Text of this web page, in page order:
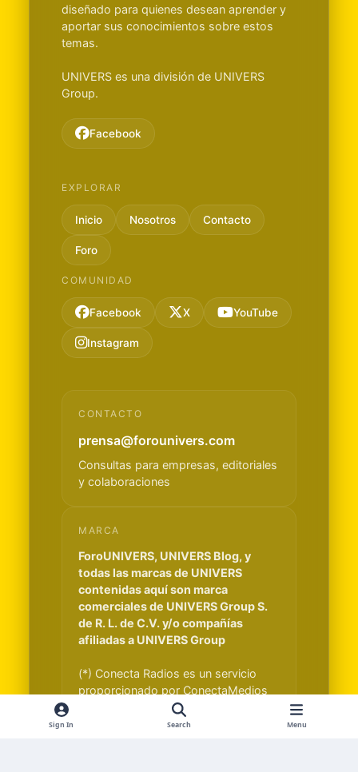
diseñado para quienes desean aprender y
aportar sus conocimientos sobre estos
temas.
UNIVERS es una división de UNIVERS
Group.
Facebook
EXPLORAR
Inicio Nosotros Contacto
Foro
COMUNIDAD
Facebook X YouTube
Instagram
CONTACTO
prensa@forounivers.com
Consultas para empresas, editoriales
y colaboraciones
MARCA
ForoUNIVERS, UNIVERS Blog, y
todas las marcas de UNIVERS
contenidas aquí son marca
comerciales de UNIVERS Group S.
de R. L. de C.V. y/o compañías
afiliadas a UNIVERS Group
(*) Conecta Radios es un servicio
proporcionado por ConectaMedios
S.A. y es independiente de UNIVERS
Group S. de R. L. de C.V.
Sign In Search Menu